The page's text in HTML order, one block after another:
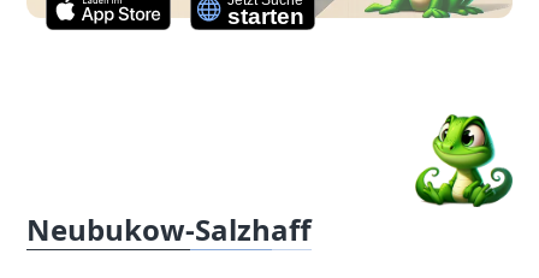
Neubukow-Salzhaff